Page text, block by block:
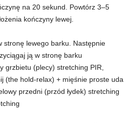
na 20 sekund. Powtórz 3–5
kończyny lewej.
stronę lewego barku. Następnie
ją w stronę barku
grzbietu (plecy) stretching PIR,
(the hold-relax) + mięśnie proste uda
przedni (przód łydek) stretching